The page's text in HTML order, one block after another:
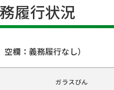
履行状況
欄：義務履行なし）
ガラスびん